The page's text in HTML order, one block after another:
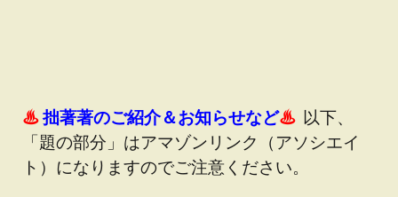
♨拙著著のご紹介＆お知らせなど♨ 以下、
「題の部分」はアマゾンリンク（アソシエイ
ト）になりますのでご注意ください。